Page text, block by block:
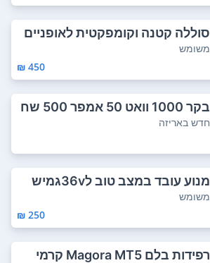
סוללה קטנה וקומפקטית לאופניים
חשמליים 36...
משומש
450 ₪
בקר 1000 וואט 50 אמפר 500 שח
תיק לבקר נ...
חדש באריזה
מנוע עובד במצב טוב ל36vגמיש
משומש
250 ₪
רפידות בלם Magora MT5 קרמי